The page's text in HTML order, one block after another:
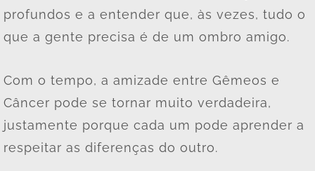
profundos e a entender que, às vezes, tudo o
que a gente precisa é de um ombro amigo.
Com o tempo, a amizade entre Gêmeos e
Câncer pode se tornar muito verdadeira,
justamente porque cada um pode aprender a
respeitar as diferenças do outro.